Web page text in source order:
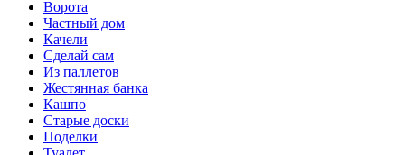
Ворота
Частный дом
Качели
Сделай сам
Из паллетов
Жестянная банка
Кашпо
Старые доски
Поделки